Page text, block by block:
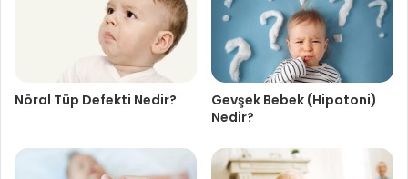
Nöral Tüp Defekti Nedir?
Gevşek Bebek (Hipotoni)
Nedir?